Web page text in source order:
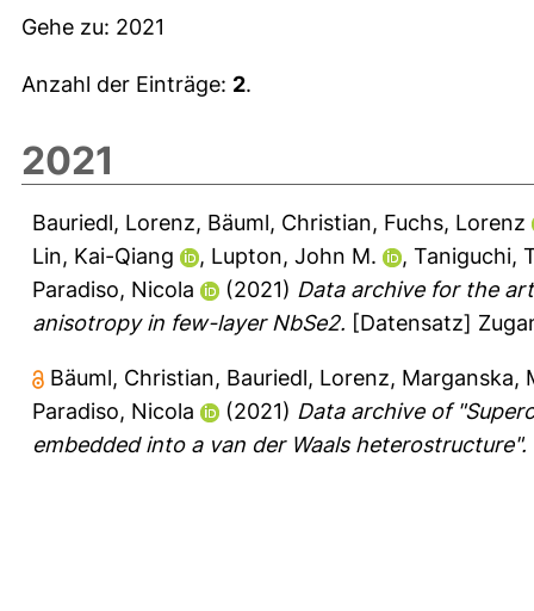
Gehe zu: 2021
Anzahl der Einträge: 2.
2021
Bauriedl, Lorenz, Bäuml, Christian, Fuchs, Lorenz
Lin, Kai-Qiang
, Lupton, John M. , Taniguchi,
Paradiso, Nicola
(2021) Data archive for the
anisotropy in few-layer NbSe2. [Datensatz]
Bäuml, Christian, Bauriedl, Lorenz, Marganska,
Paradiso, Nicola
(2021) Data archive of
embedded into a van der Waals heterostructure".